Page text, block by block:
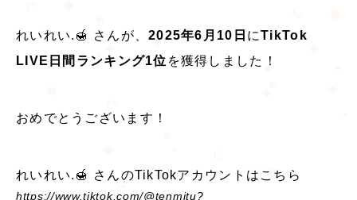
ライバー＆スタッフインタビュー
れいれい.🍯 さんが、2025年6月10日 にTikTok
LIVE日間ランキング1位 を獲得しました！
おめでとうございます！
れいれい.🍯 さんのTikTokアカウントはこちら
https://www.tiktok.com/@tenmitu?